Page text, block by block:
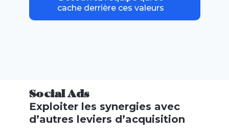
cache derrière ces valeurs
Social Ads
Exploiter les synergies avec
d’autres leviers d’acquisition